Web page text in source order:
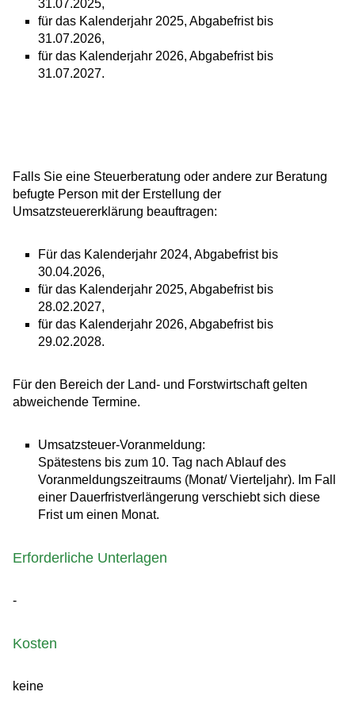
31.07.2025,
für das Kalenderjahr 2025, Abgabefrist bis
31.07.2026,
für das Kalenderjahr 2026, Abgabefrist bis
31.07.2027.
Falls Sie eine Steuerberatung oder andere zur Beratung
befugte Person mit der Erstellung der
Umsatzsteuererklärung beauftragen:
Für das Kalenderjahr 2024, Abgabefrist bis
30.04.2026,
für das Kalenderjahr 2025, Abgabefrist bis
28.02.2027,
für das Kalenderjahr 2026, Abgabefrist bis
29.02.2028.
Für den Bereich der Land- und Forstwirtschaft gelten
abweichende Termine.
Umsatzsteuer-Voranmeldung:
Spätestens bis zum 10. Tag nach Ablauf des
Voranmeldungszeitraums (Monat/ Vierteljahr). Im Fall
einer Dauerfristverlängerung verschiebt sich diese
Frist um einen Monat.
Erforderliche Unterlagen
-
Kosten
keine